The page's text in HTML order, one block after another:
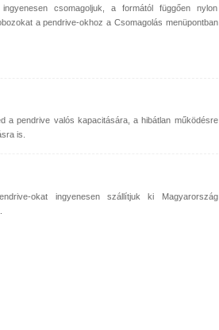
csomagoljuk, a formától függően nylon
a pendrive-okhoz a Csomagolás menüpontban
a pendrive valós kapacitására, a hibátlan működésre
is.
okat ingyenesen szállítjuk ki Magyarország